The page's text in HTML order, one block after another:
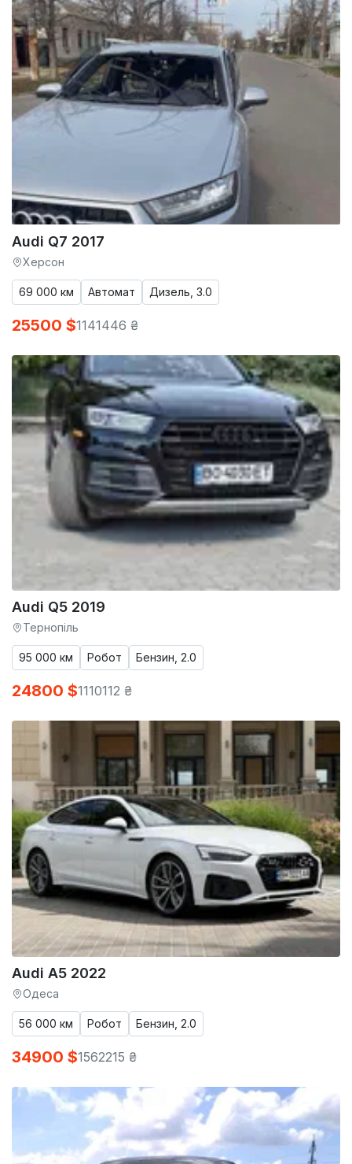
Audi Q7 2017
Херсон
69 000 км Автомат Дизель, 3.0
25500 $1141446 ₴
Audi Q5 2019
Тернопіль
95 000 км Робот Бензин, 2.0
24800 $1110112 ₴
Audi A5 2022
Одеса
56 000 км Робот Бензин, 2.0
34900 $1562215 ₴